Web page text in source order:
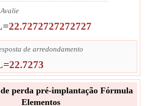
Avalie
=22.7272727272727
de arredondamento
=22.7273
perda pré-implantação Fórmula
Elementos